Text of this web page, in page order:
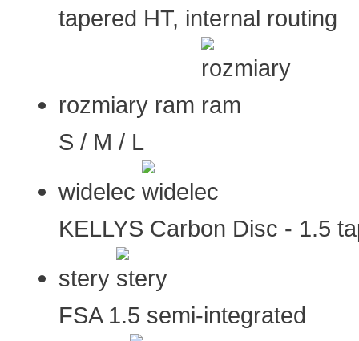
tapered HT, internal routing
rozmiary ram
S / M / L
widelec
KELLYS Carbon Disc - 1.5
stery
FSA 1.5 semi-integrated